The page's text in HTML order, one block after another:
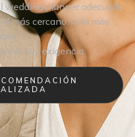
wedding planner adecuado
más cercano, ni la más
estilo y exigencia.